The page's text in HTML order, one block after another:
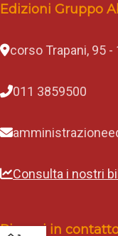
Edizioni Gruppo
corso Trapani, 95
011 3859500
Consulta i nostri
Rimani in